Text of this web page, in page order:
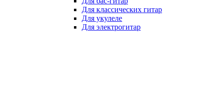
Для классических гитар
Для укулеле
Для электрогитар